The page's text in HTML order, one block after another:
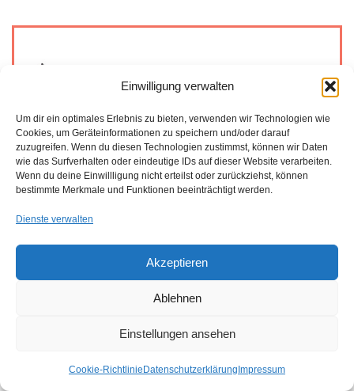
Einwilligung verwalten
Um dir ein optimales Erlebnis zu bieten, verwenden wir Technologien wie
Cookies, um Geräteinformationen zu speichern und/oder darauf
zuzugreifen. Wenn du diesen Technologien zustimmst, können wir Daten
wie das Surfverhalten oder eindeutige IDs auf dieser Website verarbeiten.
Wenn du deine Einwillligung nicht erteilst oder zurückziehst, können
bestimmte Merkmale und Funktionen beeinträchtigt werden.
Dienste verwalten
Akzeptieren
Ablehnen
Einstellungen ansehen
Cookie-Richtlinie Datenschutzerklärung Impressum
IATF 16949 - TISAX - SAQ 5.0 | Alles aus einer Hand